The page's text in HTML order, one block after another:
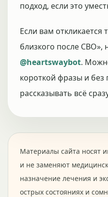
подход, если это
Если вам откликается
близкого после СВО»,
@heartswaybot.
короткой фразы и без
рассказывать всё
Материалы сайта носят
и не заменяют
назначение лечения и
острых состояниях и